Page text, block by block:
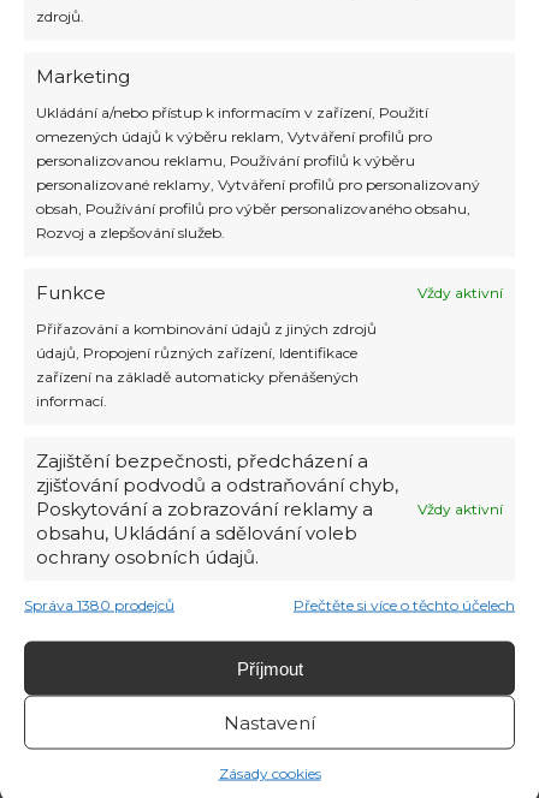
zdrojů.
Marketing
Ukládání a/nebo přístup k informacím v zařízení, Použití
omezených údajů k výběru reklam, Vytváření profilů pro
personalizovanou reklamu, Používání profilů k výběru
personalizované reklamy, Vytváření profilů pro personalizovaný
obsah, Používání profilů pro výběr personalizovaného obsahu,
Rozvoj a zlepšování služeb.
Funkce
Vždy aktivní
Přiřazování a kombinování údajů z jiných zdrojů
údajů, Propojení různých zařízení, Identifikace
zařízení na základě automaticky přenášených
informací.
Zajištění bezpečnosti, předcházení a
zjišťování podvodů a odstraňování chyb,
Poskytování a zobrazování reklamy a
obsahu, Ukládání a sdělování voleb
ochrany osobních údajů.
Vždy aktivní
Správa 1380 prodejců Přečtěte si více o těchto účelech
Příjmout
Nastavení
Zásady cookies
logu emirátu Ras Al Khaimah najdete
Číst více »
Do emirátu Ras Al Khaimah
láká turisty exotika i nízké
ceny
Do emirátu Ras Al Khaimah láká turisty
Khaimah je nejseverněji položenou částí
Spojených arabských emirátů. A je
okusili atmosféru jedné z nejbohatších
zemí světa, ale odrazují je vysoké ceny. V
Ras Al Khaimahu je totiž mnohem levněji